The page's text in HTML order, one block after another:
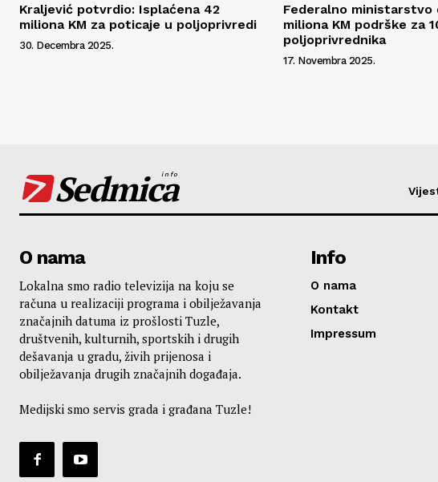
Kraljević potvrdio: Isplaćena 42
miliona KM za poticaje u poljoprivredi
30. Decembra 2025.
Federalno ministarstvo
miliona KM podrške za
poljoprivrednika
17. Novembra 2025.
Sedmica
info
O nama
Lokalna smo radio televizija na koju se
računa u realizaciji programa i obilježavanja
značajnih datuma iz prošlosti Tuzle,
društvenih, kulturnih, sportskih i drugih
dešavanja u gradu, živih prijenosa i
obilježavanja drugih značajnih događaja.
Medijski smo servis grada i građana Tuzle!
Info
O nama
Kontakt
Impressum